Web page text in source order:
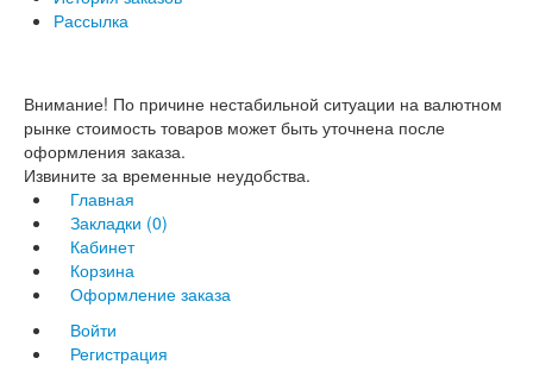
Рассылка
Внимание! По причине нестабильной ситуации на валютном
рынке стоимость товаров может быть уточнена после
оформления заказа.
Извините за временные неудобства.
Главная
Закладки (0)
Кабинет
Корзина
Оформление заказа
Войти
Регистрация